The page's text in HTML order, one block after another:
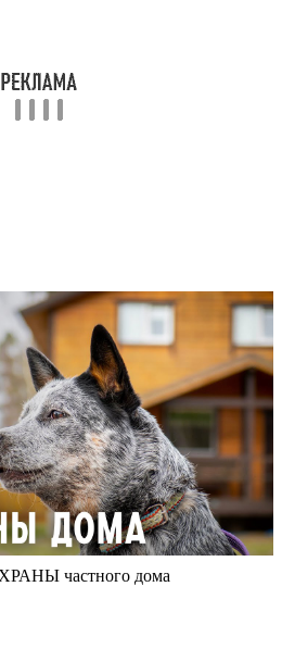
частного дома